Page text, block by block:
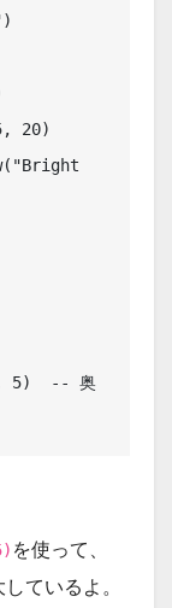
20)
5)  -- 奥
を使って、
ているよ。